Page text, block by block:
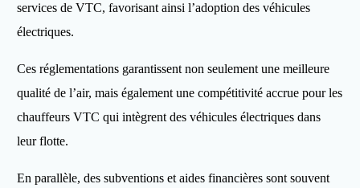
services de VTC, favorisant ainsi l’adoption des véhicules
électriques.
Ces réglementations garantissent non seulement une meilleure
qualité de l’air, mais également une compétitivité accrue pour les
chauffeurs VTC qui intègrent des véhicules électriques dans
leur flotte.
En parallèle, des subventions et aides financières sont souvent